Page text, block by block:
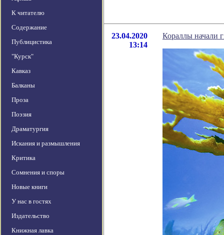
К читателю
Содержание
Публицистика
"Курск"
Кавказ
Балканы
Проза
Поэзия
Драматургия
Искания и размышления
Критика
Сомнения и споры
Новые книги
У нас в гостях
Издательство
Книжная лавка
23.04.2020
13:14
Кораллы начали